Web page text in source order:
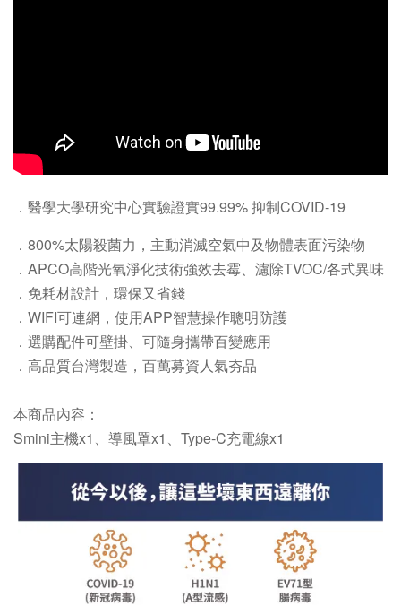
．醫學大學研究中心實驗證實99.99% 抑制COVID-19
．800%太陽殺菌力，主動消滅空氣中及物體表面污染物
．APCO高階光氧淨化技術強效去霉、濾除TVOC/各式異味
．免耗材設計，環保又省錢
．WIFI可連網，使用APP智慧操作聰明防護
．選購配件可壁掛、可隨身攜帶百變應用
．高品質台灣製造，百萬募資人氣夯品
本商品內容：
Smini主機x1、導風罩x1、Type-C充電線x1